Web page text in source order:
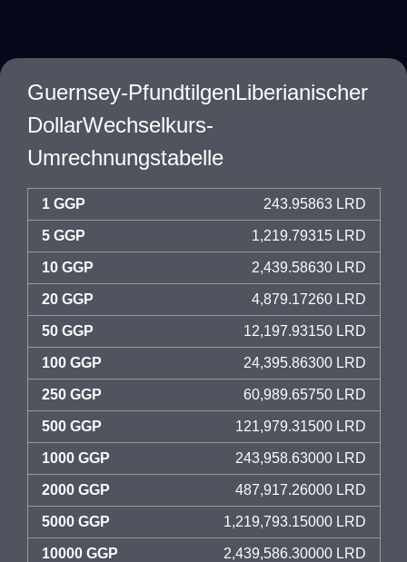
Guernsey-PfundtilgenLiberianischer
DollarWechselkurs-
Umrechnungstabelle
1 GGP 243.95863 LRD
5 GGP 1,219.79315 LRD
10 GGP 2,439.58630 LRD
20 GGP 4,879.17260 LRD
50 GGP 12,197.93150 LRD
100 GGP 24,395.86300 LRD
250 GGP 60,989.65750 LRD
500 GGP 121,979.31500 LRD
1000 GGP 243,958.63000 LRD
2000 GGP 487,917.26000 LRD
5000 GGP 1,219,793.15000 LRD
10000 GGP 2,439,586.30000 LRD